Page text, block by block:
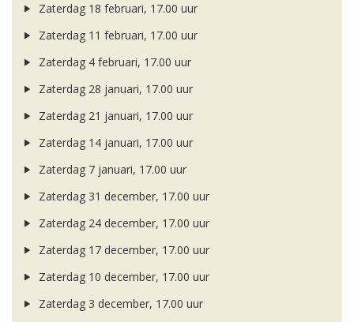
Zaterdag 18 februari, 17.00 uur
Zaterdag 11 februari, 17.00 uur
Zaterdag 4 februari, 17.00 uur
Zaterdag 28 januari, 17.00 uur
Zaterdag 21 januari, 17.00 uur
Zaterdag 14 januari, 17.00 uur
Zaterdag 7 januari, 17.00 uur
Zaterdag 31 december, 17.00 uur
Zaterdag 24 december, 17.00 uur
Zaterdag 17 december, 17.00 uur
Zaterdag 10 december, 17.00 uur
Zaterdag 3 december, 17.00 uur